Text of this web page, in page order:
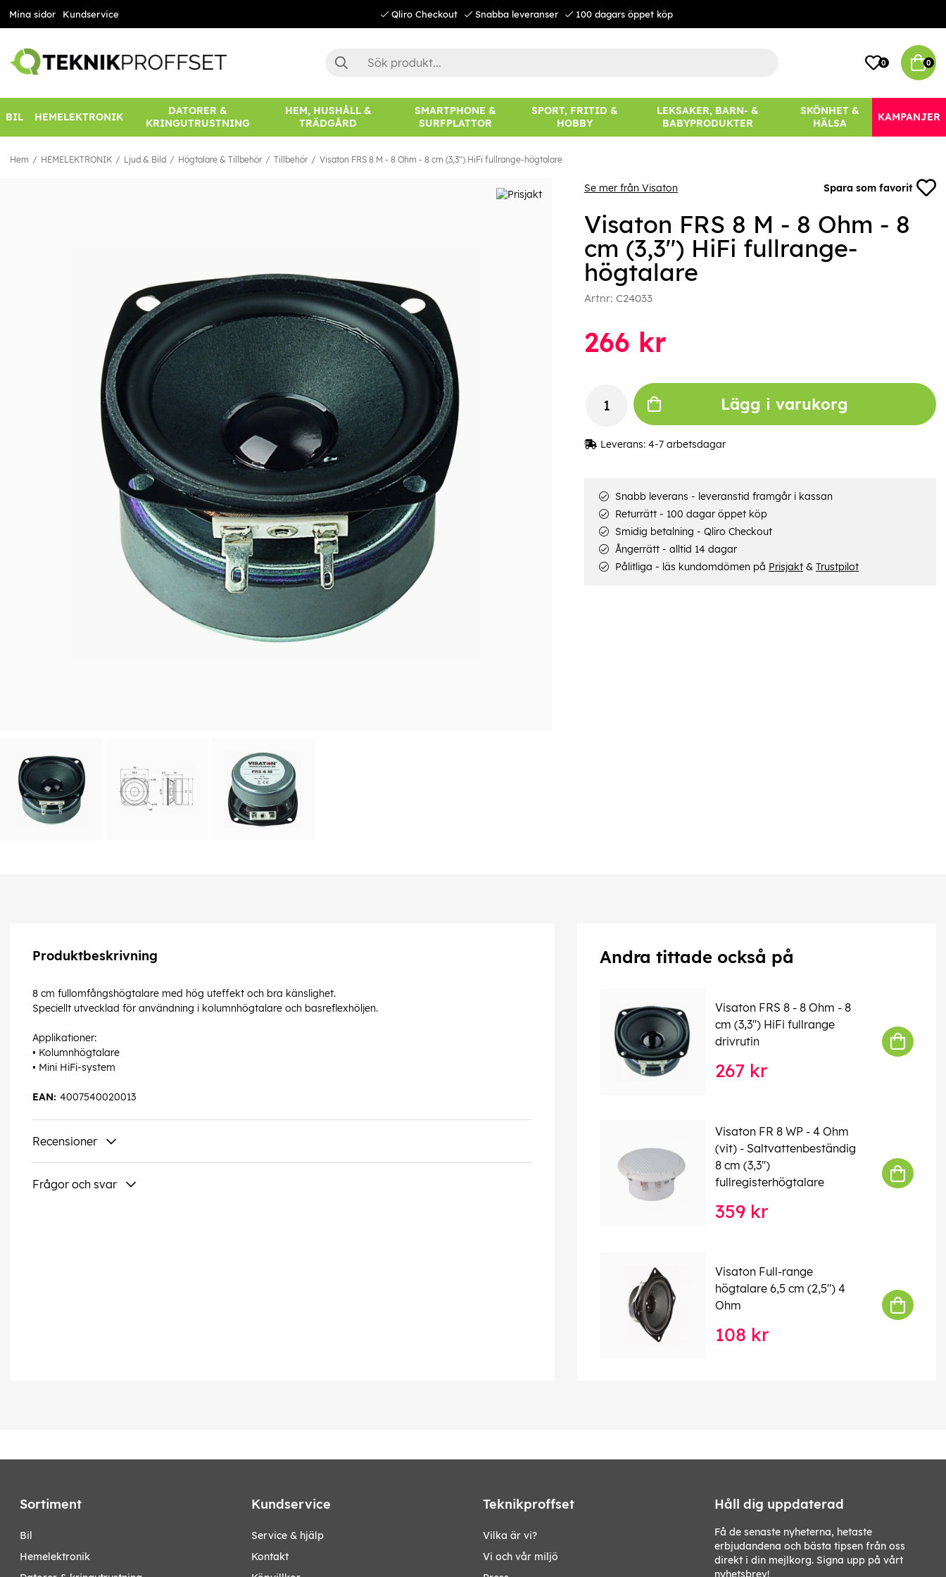
Mina sidor Kundservice Qliro Checkout Snabba leveranser 100 dagars öppet köp
0 0
BIL HEMELEKTRONIK
DATORER &
KRINGUTRUSTNING
HEM, HUSHÅLL &
TRÄDGÅRD
SMARTPHONE &
SURFPLATTOR
SPORT, FRITID &
HOBBY
LEKSAKER, BARN- &
BABYPRODUKTER
SKÖNHET &
HÄLSA
KAMPANJER
Hem HEMELEKTRONIK Ljud & Bild Högtalare & Tillbehör Tillbehör Visaton FRS 8 M - 8 Ohm - 8 cm (3,3") HiFi fullrange-högtalare
Se mer från Visaton Spara som favorit
Visaton FRS 8 M - 8 Ohm - 8
cm (3,3") HiFi fullrange-
högtalare
Artnr: C24033
266 kr
Lägg i varukorg
Leverans: 4-7 arbetsdagar
Snabb leverans - leveranstid framgår i kassan
Returrätt - 100 dagar öppet köp
Smidig betalning - Qliro Checkout
Ångerrätt - alltid 14 dagar
Pålitliga - läs kundomdömen på Prisjakt& Trustpilot
Produktbeskrivning
8 cm fullomfångshögtalare med hög uteffekt och bra känslighet.
Speciellt utvecklad för användning i kolumnhögtalare och basreflexhöljen.
Applikationer:
• Kolumnhögtalare
• Mini HiFi-system
4007540020013
EAN:
Recensioner
Frågor och svar
Andra tittade också på
Visaton FRS 8 - 8 Ohm - 8
cm (3,3") HiFi fullrange
drivrutin
267 kr
Visaton FR 8 WP - 4 Ohm
(vit) - Saltvattenbeständig
8 cm (3,3")
fullregisterhögtalare
359 kr
Visaton Full-range
högtalare 6,5 cm (2,5") 4
Ohm
108 kr
Sortiment
bil
hemelektronik
Kundservice
Service & hjälp
Kontakt
Teknikproffset
Vilka är vi?
Vi och vår miljö
Håll dig uppdaterad
Få de senaste nyheterna, hetaste
erbjudandena och bästa tipsen från oss
direkt i din mejlkorg. Signa upp på vårt
nyhetsbrev!